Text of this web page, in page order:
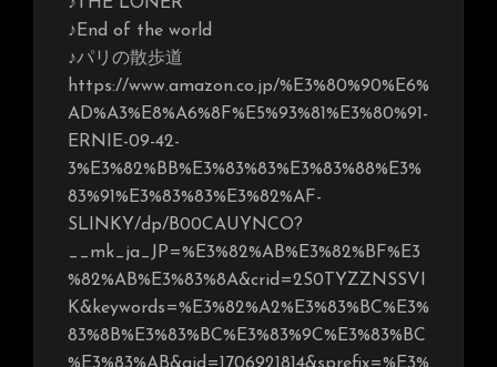
♪End of the world
♪パリの散歩道
https://www.amazon.co.jp/%E3%80%90%E6%
AD%A3%E8%A6%8F%E5%93%81%E3%80%91-
ERNIE-09-42-
3%E3%82%BB%E3%83%83%E3%83%88%E3%
83%91%E3%83%83%E3%82%AF-
SLINKY/dp/B00CAUYNCO?
__mk_ja_JP=%E3%82%AB%E3%82%BF%E3
%82%AB%E3%83%8A&crid=2S0TYZZNSSVI
K&keywords=%E3%82%A2%E3%83%BC%E3%
83%8B%E3%83%BC%E3%83%9C%E3%83%BC
%E3%83%AB&qid=1706921814&sprefix=%E3%